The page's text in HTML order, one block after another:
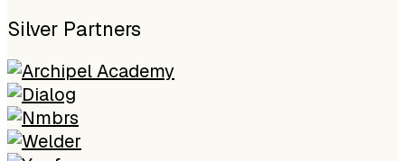
Silver Partners